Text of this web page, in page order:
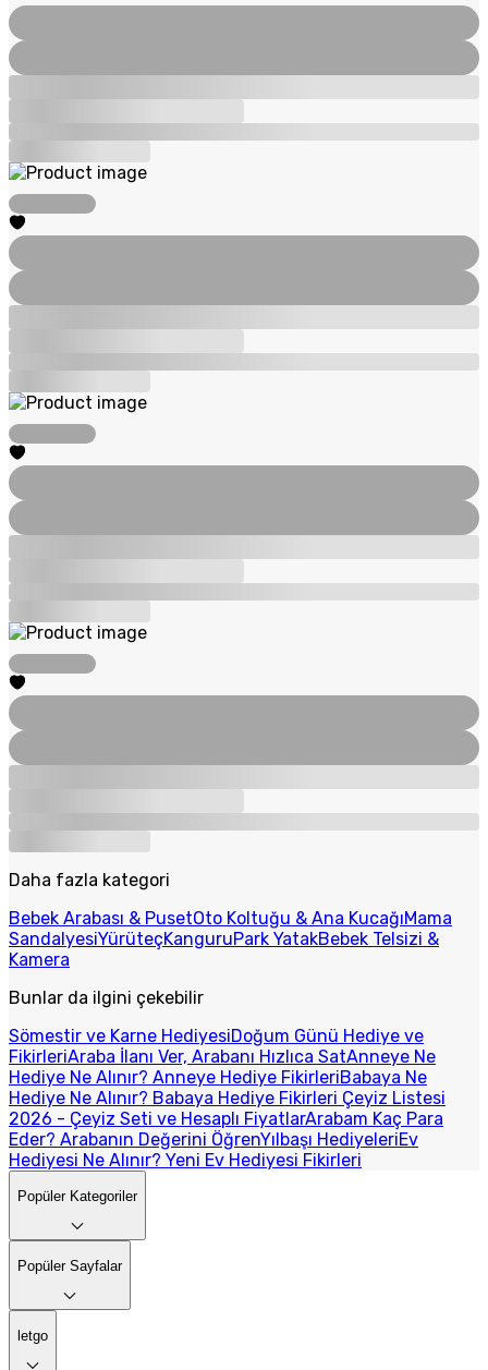
Daha fazla kategori
Bebek Arabası & PusetOto Koltuğu & Ana KucağıMama
SandalyesiYürüteçKanguruPark YatakBebek Telsizi &
Kamera
Bunlar da ilgini çekebilir
Sömestir ve Karne HediyesiDoğum Günü Hediye ve
FikirleriAraba İlanı Ver, Arabanı Hızlıca SatAnneye Ne
Hediye Ne Alınır? Anneye Hediye FikirleriBabaya Ne
Hediye Ne Alınır? Babaya Hediye Fikirleri Çeyiz Listesi
2026 - Çeyiz Seti ve Hesaplı FiyatlarArabam Kaç Para
Eder? Arabanın Değerini ÖğrenYılbaşı HediyeleriEv
Hediyesi Ne Alınır? Yeni Ev Hediyesi Fikirleri
Popüler Kategoriler
Popüler Sayfalar
letgo